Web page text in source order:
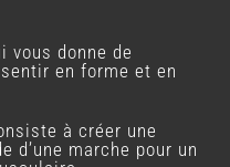
vous donne de
en forme et en
à créer une
d’une marche pour un